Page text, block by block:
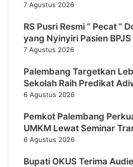
7 Agustus 2026
RS Pusri Resmi ” Pecat ”
yang Nyinyiri Pasien BPJS
7 Agustus 2026
Palembang Targetkan
Sekolah Raih Predikat
6 Agustus 2026
Pemkot Palembang
UMKM Lewat Seminar
6 Agustus 2026
Bupati OKUS Terima